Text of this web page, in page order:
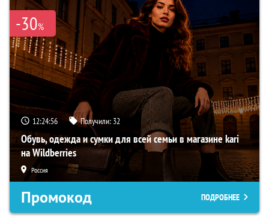
-30%
12:24:55 Получили: 32
Обувь, одежда и сумки для всей семьи в магазине kari
на Wildberries
Россия
Промокод ПОДРОБНЕЕ